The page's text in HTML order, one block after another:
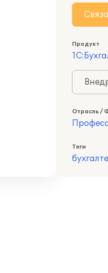
Продукт
Отрасль /
Теги